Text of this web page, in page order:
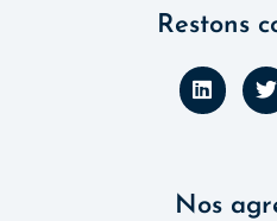
Restons
L
i
n
i
T
w
i
r
Nos